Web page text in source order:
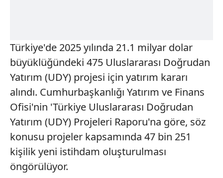
Türkiye'de 2025 yılında 21.1 milyar dolar
büyüklüğündeki 475 Uluslararası Doğrudan
Yatırım (UDY) projesi için yatırım kararı
alındı. Cumhurbaşkanlığı Yatırım ve Finans
Ofisi'nin 'Türkiye Uluslararası Doğrudan
Yatırım (UDY) Projeleri Raporu'na göre, söz
konusu projeler kapsamında 47 bin 251
kişilik yeni istihdam oluşturulması
öngörülüyor.